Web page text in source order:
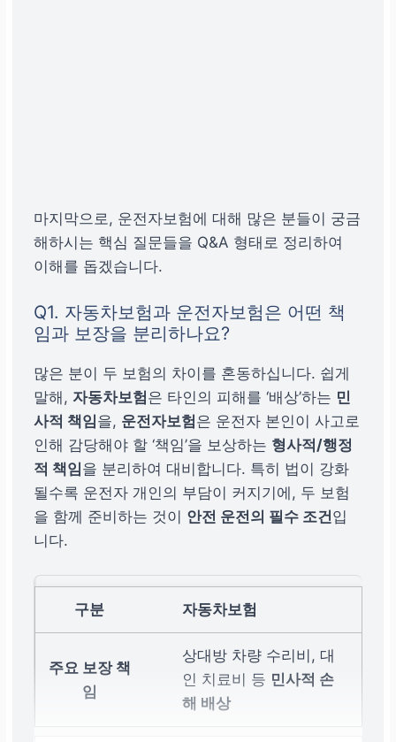
마지막으로, 운전자보험에 대해 많은 분들이 궁금
해하시는 핵심 질문들을 Q&A 형태로 정리하여
이해를 돕겠습니다.
Q1. 자동차보험과 운전자보험은 어떤 책
임과 보장을 분리하나요?
많은 분이 두 보험의 차이를 혼동하십니다. 쉽게
말해, 자동차보험은 타인의 피해를 ‘배상’하는 민
사적 책임을, 운전자보험은 운전자 본인이 사고로
인해 감당해야 할 ‘책임’을 보상하는 형사적/행정
적 책임을 분리하여 대비합니다. 특히 법이 강화
될수록 운전자 개인의 부담이 커지기에, 두 보험
을 함께 준비하는 것이 안전 운전의 필수 조건입
니다.
자동차보험
상대방 차량 수리비, 대
인 치료비 등 민사적 손
해 배상